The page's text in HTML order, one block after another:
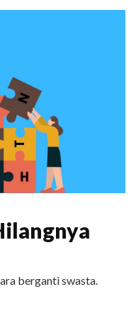
berganti swasta.